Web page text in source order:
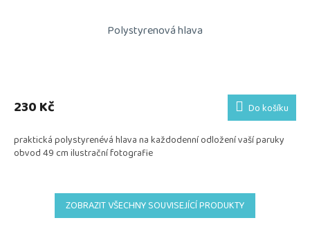
Polystyrenová hlava
230 Kč Do košíku
praktická polystyrenévá hlava na každodenní odložení vaší paruky
obvod 49 cm ilustrační fotografie
ZOBRAZIT VŠECHNY SOUVISEJÍCÍ PRODUKTY